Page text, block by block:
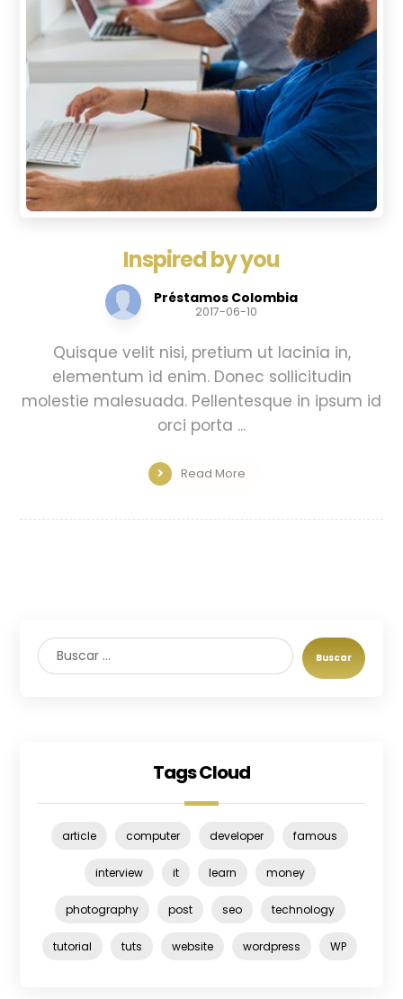
Inspired by you
Préstamos Colombia
2017-06-10
Quisque velit nisi, pretium ut lacinia in,
elementum id enim. Donec sollicitudin
molestie malesuada. Pellentesque in ipsum id
orci porta ...
Read More
Buscar
Tags Cloud
article computer developer famous
interview it learn money
photography post seo technology
tutorial tuts website wordpress WP